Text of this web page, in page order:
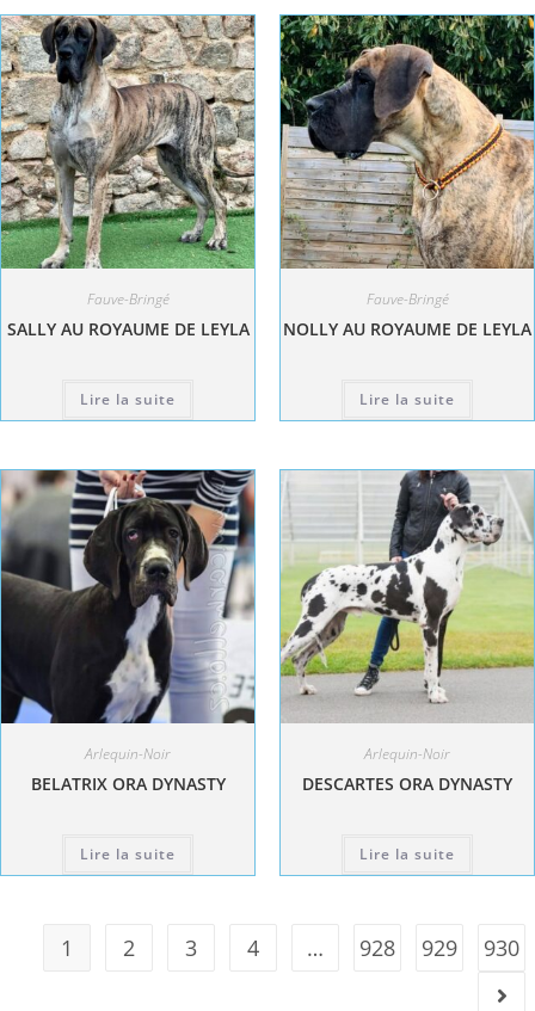
Fauve-Bringé
SALLY AU ROYAUME DE LEYLA
Lire la suite
Fauve-Bringé
NOLLY AU ROYAUME DE LEYLA
Lire la suite
Arlequin-Noir
BELATRIX ORA DYNASTY
Lire la suite
Arlequin-Noir
DESCARTES ORA DYNASTY
Lire la suite
1 2 3 4 … 928 929 930